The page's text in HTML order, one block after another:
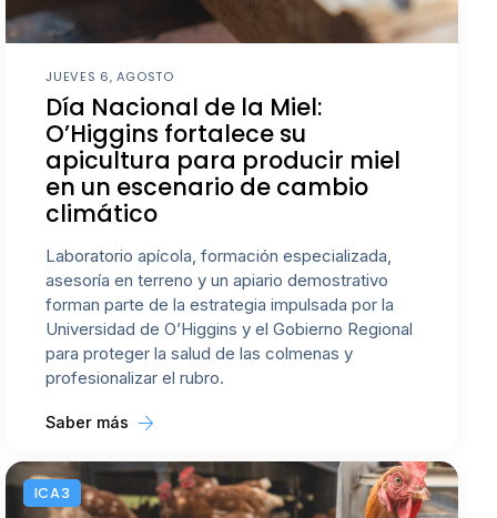
JUEVES 6, AGOSTO
Día Nacional de la Miel:
O’Higgins fortalece su
apicultura para producir miel
en un escenario de cambio
climático
Laboratorio apícola, formación especializada,
asesoría en terreno y un apiario demostrativo
forman parte de la estrategia impulsada por la
Universidad de O’Higgins y el Gobierno Regional
para proteger la salud de las colmenas y
profesionalizar el rubro.
Saber más
ICA3